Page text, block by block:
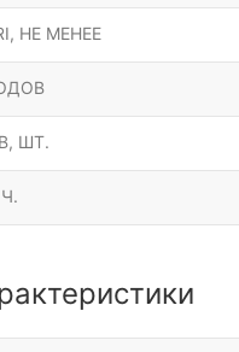
НЕ МЕНЕЕ
ШТ.